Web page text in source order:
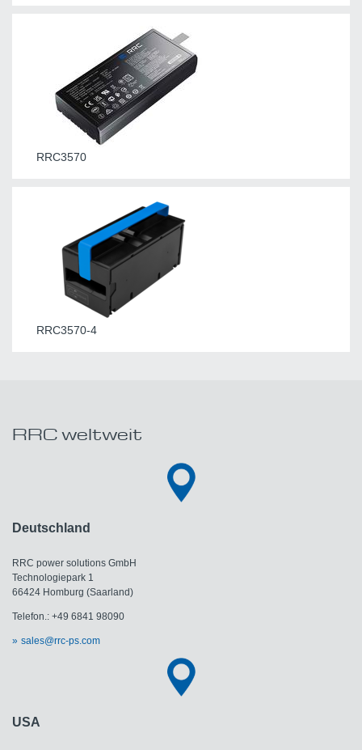
RRC3570
RRC3570-4
RRC weltweit
Deutschland
RRC power solutions GmbH
Technologiepark 1
66424 Homburg (Saarland)
Telefon.: +49 6841 98090
sales@rrc-ps.com
USA